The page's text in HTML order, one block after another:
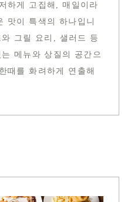
하게 고집해, 매일이라
맛이 특색의 하나입니
그릴 요리, 샐러드 등
메뉴와 상질의 공간으
때를 화려하게 연출해